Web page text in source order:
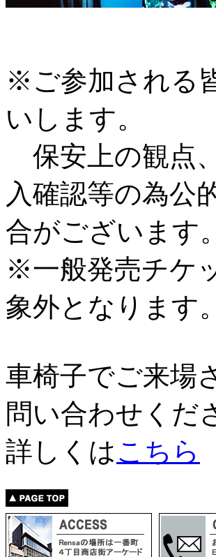
※ご参加される
いします。
保安上の観点
入確認等の為公
合がございます。
※一般発売チケ
象外となります。
車椅子でご来場
問い合わせくだ
詳しくはこちら